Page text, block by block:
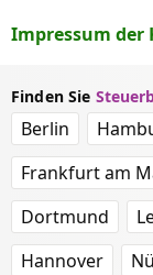
Impressum der
Finden Sie
Berlin
Frankfurt am
Dortmund
Hannover